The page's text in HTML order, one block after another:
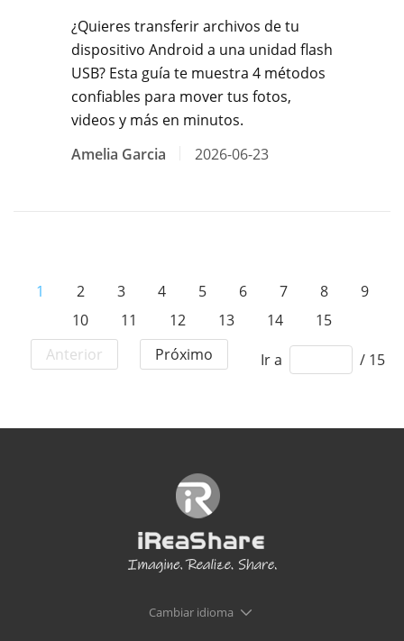
¿Quieres transferir archivos de tu
dispositivo Android a una unidad flash
USB? Esta guía te muestra 4 métodos
confiables para mover tus fotos,
videos y más en minutos.
Amelia Garcia
2026-06-23
Anterior
1 2 3 4 5 6 7 8
9
10
11 12 13 14
15
Próximo
Ir a / 15
Cambiar idioma